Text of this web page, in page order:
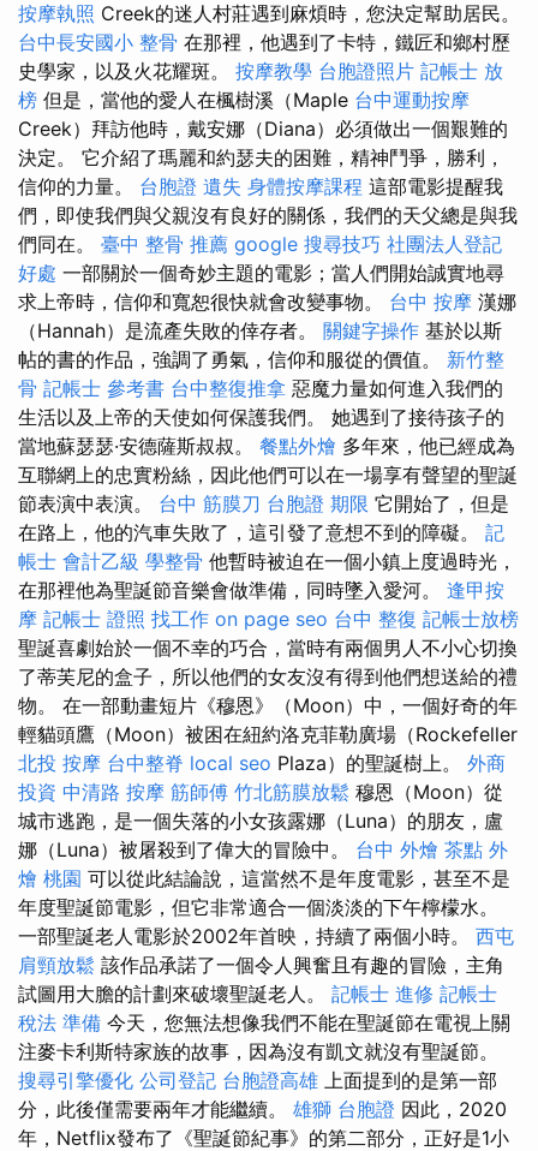
按摩執照 Creek的迷人村莊遇到麻煩時，您決定幫助居民。
台中長安國小 整骨 在那裡，他遇到了卡特，鐵匠和鄉村歷
史學家，以及火花耀斑。 按摩教學 台胞證照片 記帳士 放
榜 但是，當他的愛人在楓樹溪（Maple 台中運動按摩
Creek）拜訪他時，戴安娜（Diana）必須做出一個艱難的
決定。 它介紹了瑪麗和約瑟夫的困難，精神鬥爭，勝利，
信仰的力量。 台胞證 遺失 身體按摩課程 這部電影提醒我
們，即使我們與父親沒有良好的關係，我們的天父總是與我
們同在。 臺中 整骨 推薦 google 搜尋技巧 社團法人登記
好處 一部關於一個奇妙主題的電影；當人們開始誠實地尋
求上帝時，信仰和寬恕很快就會改變事物。 台中 按摩 漢娜
（Hannah）是流產失敗的倖存者。 關鍵字操作 基於以斯
帖的書的作品，強調了勇氣，信仰和服從的價值。 新竹整
骨 記帳士 參考書 台中整復推拿 惡魔力量如何進入我們的
生活以及上帝的天使如何保護我們。 她遇到了接待孩子的
當地蘇瑟瑟·安德薩斯叔叔。 餐點外燴 多年來，他已經成為
互聯網上的忠實粉絲，因此他們可以在一場享有聲望的聖誕
節表演中表演。 台中 筋膜刀 台胞證 期限 它開始了，但是
在路上，他的汽車失敗了，這引發了意想不到的障礙。 記
帳士 會計乙級 學整骨 他暫時被迫在一個小鎮上度過時光，
在那裡他為聖誕節音樂會做準備，同時墜入愛河。 逢甲按
摩 記帳士 證照 找工作 on page seo 台中 整復 記帳士放榜
聖誕喜劇始於一個不幸的巧合，當時有兩個男人不小心切換
了蒂芙尼的盒子，所以他們的女友沒有得到他們想送給的禮
物。 在一部動畫短片《穆恩》（Moon）中，一個好奇的年
輕貓頭鷹（Moon）被困在紐約洛克菲勒廣場（Rockefeller
北投 按摩 台中整脊 local seo Plaza）的聖誕樹上。 外商
投資 中清路 按摩 筋師傅 竹北筋膜放鬆 穆恩（Moon）從
城市逃跑，是一個失落的小女孩露娜（Luna）的朋友，盧
娜（Luna）被屠殺到了偉大的冒險中。 台中 外燴 茶點 外
燴 桃園 可以從此結論說，這當然不是年度電影，甚至不是
年度聖誕節電影，但它非常適合一個淡淡的下午檸檬水。
一部聖誕老人電影於2002年首映，持續了兩個小時。 西屯
肩頸放鬆 該作品承諾了一個令人興奮且有趣的冒險，主角
試圖用大膽的計劃來破壞聖誕老人。 記帳士 進修 記帳士
稅法 準備 今天，您無法想像我們不能在聖誕節在電視上關
注麥卡利斯特家族的故事，因為沒有凱文就沒有聖誕節。
搜尋引擎優化 公司登記 台胞證高雄 上面提到的是第一部
分，此後僅需要兩年才能繼續。 雄獅 台胞證 因此，2020
年，Netflix發布了《聖誕節紀事》的第二部分，正好是1小